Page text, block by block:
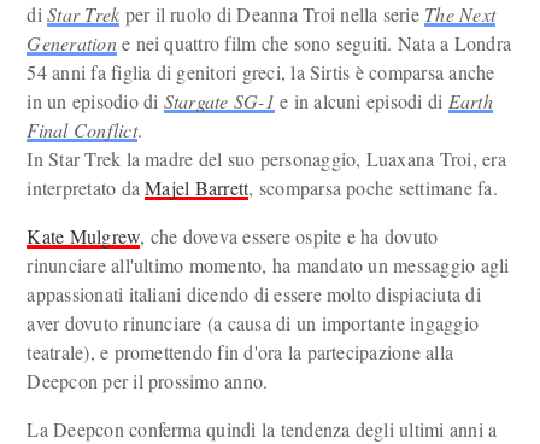
diStar Trek per il ruolo di Deanna Troi nella serie The Next
Generatione nei quattro film che sono seguiti. Nata a Londra
54 anni fa figlia di genitori greci, la Sirtis è comparsa anche
in un episodio di Stargate SG-1 e in alcuni episodi di Earth
Final Conflict.
In Star Trek la madre del suo personaggio, Luaxana Troi, era
interpretato daMajel Barrett, scomparsa poche settimane fa.
Kate Mulgrew, che doveva essere ospite e ha dovuto
rinunciare all'ultimo momento, ha mandato un messaggio agli
appassionati italiani dicendo di essere molto dispiaciuta di
aver dovuto rinunciare (a causa di un importante ingaggio
teatrale), e promettendo fin d'ora la partecipazione alla
Deepcon per il prossimo anno.
La Deepcon conferma quindi la tendenza degli ultimi anni a